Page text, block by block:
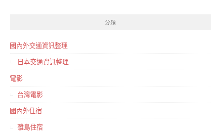
分類
國內外交通資訊整理
日本交通資訊整理
電影
台灣電影
國內外住宿
離島住宿